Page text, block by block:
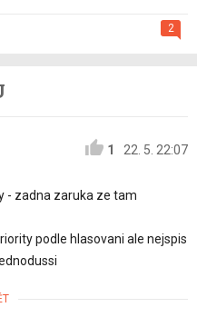
2
1
22. 5. 22:07
- zadna zaruka ze tam
podle hlasovani ale nejspis